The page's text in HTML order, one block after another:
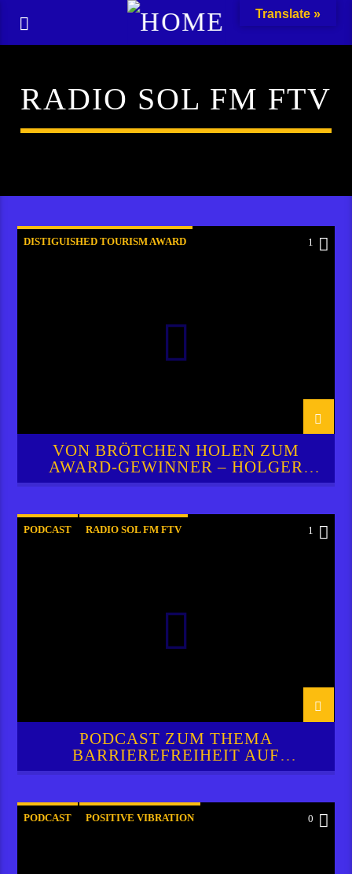
RADIO SOL FM FTV
DISTIGUISHED TOURISM AWARD 1
VON BRÖTCHEN HOLEN ZUM
AWARD-GEWINNER – HOLGER
ZIECHERT
PODCAST RADIO SOL FM FTV 1
PODCAST ZUM THEMA
BARRIEREFREIHEIT AUF
FUERTEVENTURA
PODCAST POSITIVE VIBRATION 0
Translate »